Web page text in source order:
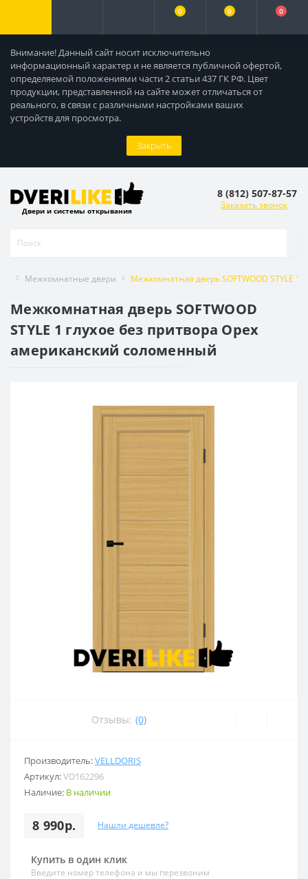
Внимание! Данный сайт носит исключительно
информационный характер и не является публичной офертой,
определяемой положениями части 2 статьи 437 ГК РФ. Цвет
продукции, представленной на сайте может отличаться от
реального, в связи с различными настройками ваших
устройств для просмотра.
Закрыть
0 0 0
Двери и системы открывания
8 (812) 507-87-57
Заказать звонок
Межкомнатные двери Межкомнатная дверь SOFTWOOD STYLE
Межкомнатная дверь SOFTWOOD
STYLE 1 глухое без притвора Орех
американский соломенный
Отзывы: (0)
Производитель:VELLDORIS
Артикул:VD162296
Наличие: В наличии
8 990р. Нашли дешевле?
Купить в один клик
Введите номер телефона и мы перезвоним